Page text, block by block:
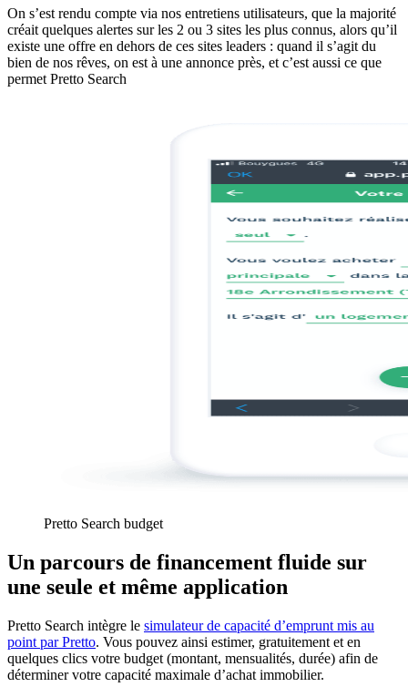
On s’est rendu compte via nos entretiens utilisateurs, que la majorité
créait quelques alertes sur les 2 ou 3 sites les plus connus, alors qu’il
existe une offre en dehors de ces sites leaders : quand il s’agit du
bien de nos rêves, on est à une annonce près, et c’est aussi ce que
permet Pretto Search
Pretto Search budget
Un parcours de financement fluide sur
une seule et même application
Pretto Search intègre le simulateur de capacité d’emprunt mis au
point par Pretto. Vous pouvez ainsi estimer, gratuitement et en
quelques clics votre budget (montant, mensualités, durée) afin de
déterminer votre capacité maximale d’achat immobilier.